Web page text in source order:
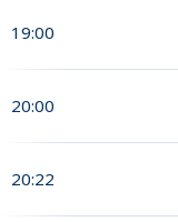
19:00
20:00
20:22